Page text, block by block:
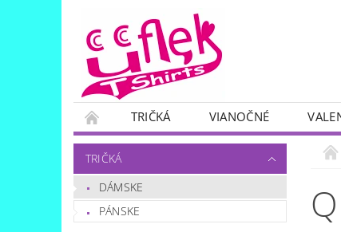
TRIČKÁ VIANOČNÉ
SKUPINOVÉ
OTÁZKA..?:)
TRIČKÁ
DÁMSKE
PÁNSKE